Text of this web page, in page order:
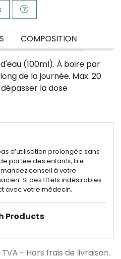
COMPOSITION
(100ml). À boire par
de la journée. Max. 20
la dose
d’utilisation prolongée sans
portée des enfants, lire
conseil à votre
Si des Effets indésirables
avec votre médecin.
Products
- Hors frais de livraison.